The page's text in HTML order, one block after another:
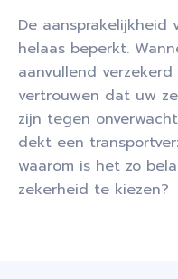
De aansprakelijkheid
helaas beperkt.
aanvullend
vertrouwen dat uw
zijn tegen
dekt een
waarom is het zo
zekerheid te kiezen?